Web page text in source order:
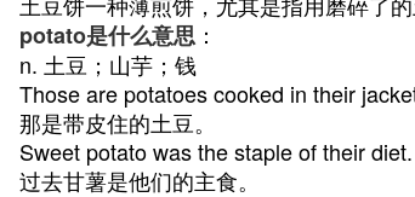
potato是什么意思 ：
n. 土豆；山芋；钱
Those are potatoes cooked in their
那是带皮住的土豆。
Sweet potato was the staple of their diet.
过去甘薯是他们的主食。